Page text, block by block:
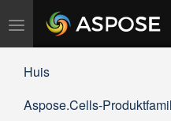
Navigation
umschalten
Huis
Aspose.Cells-